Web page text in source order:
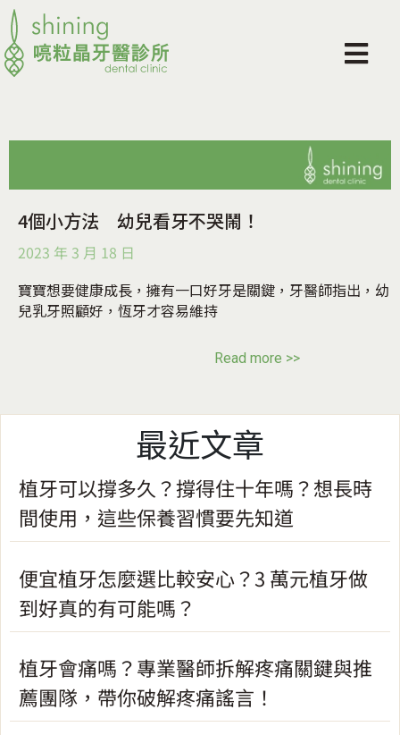
4個小方法 幼兒看牙不哭鬧！
2023 年 3 月 18 日
寶寶想要健康成長，擁有一口好牙是關鍵，牙醫師指出，幼
兒乳牙照顧好，恆牙才容易維持
Read more >>
最近文章
植牙可以撐多久？撐得住十年嗎？想長時
間使用，這些保養習慣要先知道
便宜植牙怎麼選比較安心？3 萬元植牙做
到好真的有可能嗎？
植牙會痛嗎？專業醫師拆解疼痛關鍵與推
薦團隊，帶你破解疼痛謠言！